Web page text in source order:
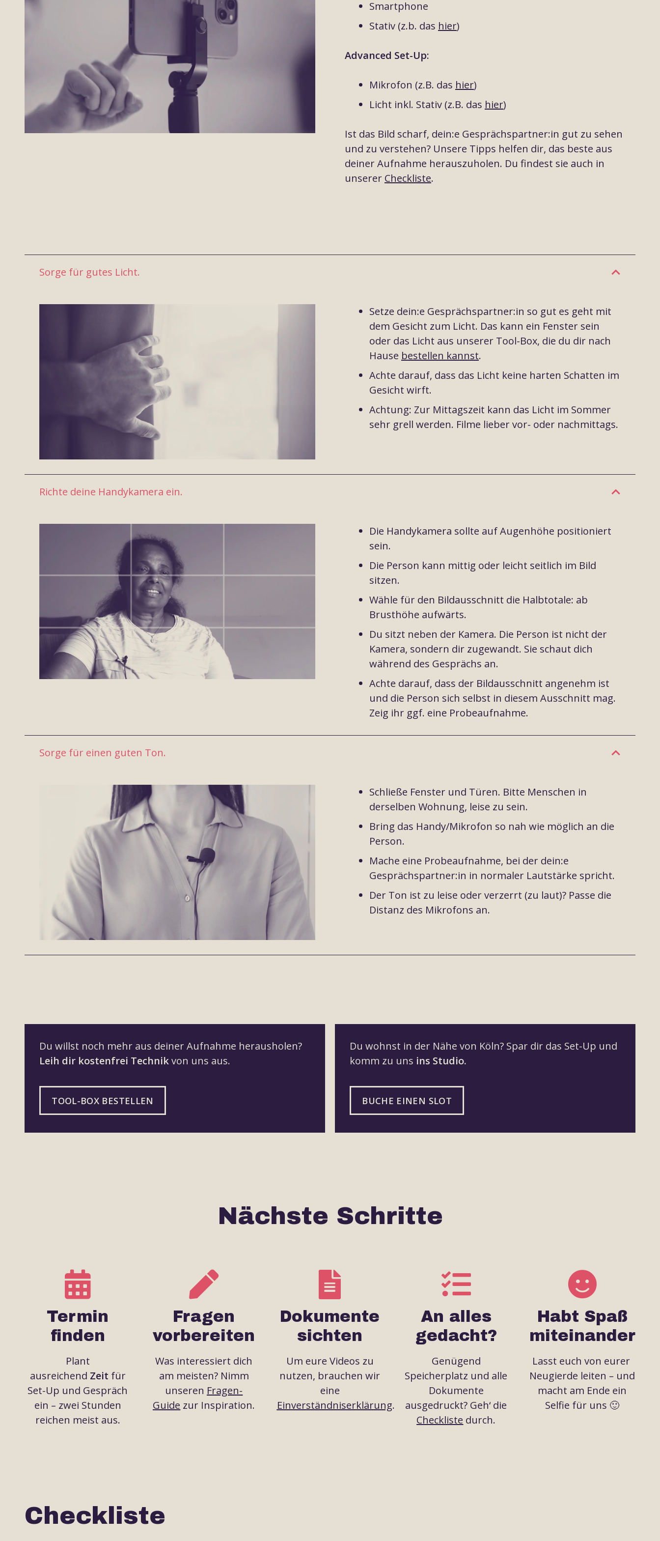
Smartphone
Stativ (z.b. das hier)
Advanced Set-Up:
Mikrofon (z.B. das hier)
Licht inkl. Stativ (z.B. das hier)
Ist das Bild scharf, dein:e Gesprächspartner:in gut zu sehen
und zu verstehen? Unsere Tipps helfen dir, das beste aus
deiner Aufnahme herauszuholen. Du findest sie auch in
unserer Checkliste.
Sorge für gutes Licht.
Setze dein:e Gesprächspartner:in so gut es geht mit
dem Gesicht zum Licht. Das kann ein Fenster sein
oder das Licht aus unserer Tool-Box, die du dir nach
Hause bestellen kannst.
Achte darauf, dass das Licht keine harten Schatten im
Gesicht wirft.
Achtung: Zur Mittagszeit kann das Licht im Sommer
sehr grell werden. Filme lieber vor- oder nachmittags.
Richte deine Handykamera ein.
Die Handykamera sollte auf Augenhöhe positioniert
sein.
Die Person kann mittig oder leicht seitlich im Bild
sitzen.
Wähle für den Bildausschnitt die Halbtotale: ab
Brusthöhe aufwärts.
Du sitzt neben der Kamera. Die Person ist nicht der
Kamera, sondern dir zugewandt. Sie schaut dich
während des Gesprächs an.
Achte darauf, dass der Bildausschnitt angenehm ist
und die Person sich selbst in diesem Ausschnitt mag.
Zeig ihr ggf. eine Probeaufnahme.
Sorge für einen guten Ton.
Schließe Fenster und Türen. Bitte Menschen in
derselben Wohnung, leise zu sein.
Bring das Handy/Mikrofon so nah wie möglich an die
Person.
Mache eine Probeaufnahme, bei der dein:e
Gesprächspartner:in in normaler Lautstärke spricht.
Der Ton ist zu leise oder verzerrt (zu laut)? Passe die
Distanz des Mikrofons an.
Du willst noch mehr aus deiner Aufnahme herausholen?
Leih dir kostenfrei Technikvon uns aus.
TOOL-BOX BESTELLEN
Du wohnst in der Nähe von Köln? Spar dir das Set-Up und
komm zu uns ins Studio.
BUCHE EINEN SLOT
Nächste Schritte
Termin
finden
Plant
ausreichend Zeit für
Set-Up und Gespräch
ein – zwei Stunden
reichen meist aus.
Fragen
vorbereiten
Was interessiert dich
am meisten? Nimm
unseren Fragen-
Guide zur Inspiration.
Dokumente
sichten
Um eure Videos zu
nutzen, brauchen wir
eine
Einverständniserklärung.
An alles
gedacht?
Genügend
Speicherplatz und alle
Dokumente
ausgedruckt? Geh‘ die
Checkliste durch.
Habt Spaß
miteinander
Lasst euch von eurer
Neugierde leiten – und
macht am Ende ein
Selfie für uns 🙂
Checkliste